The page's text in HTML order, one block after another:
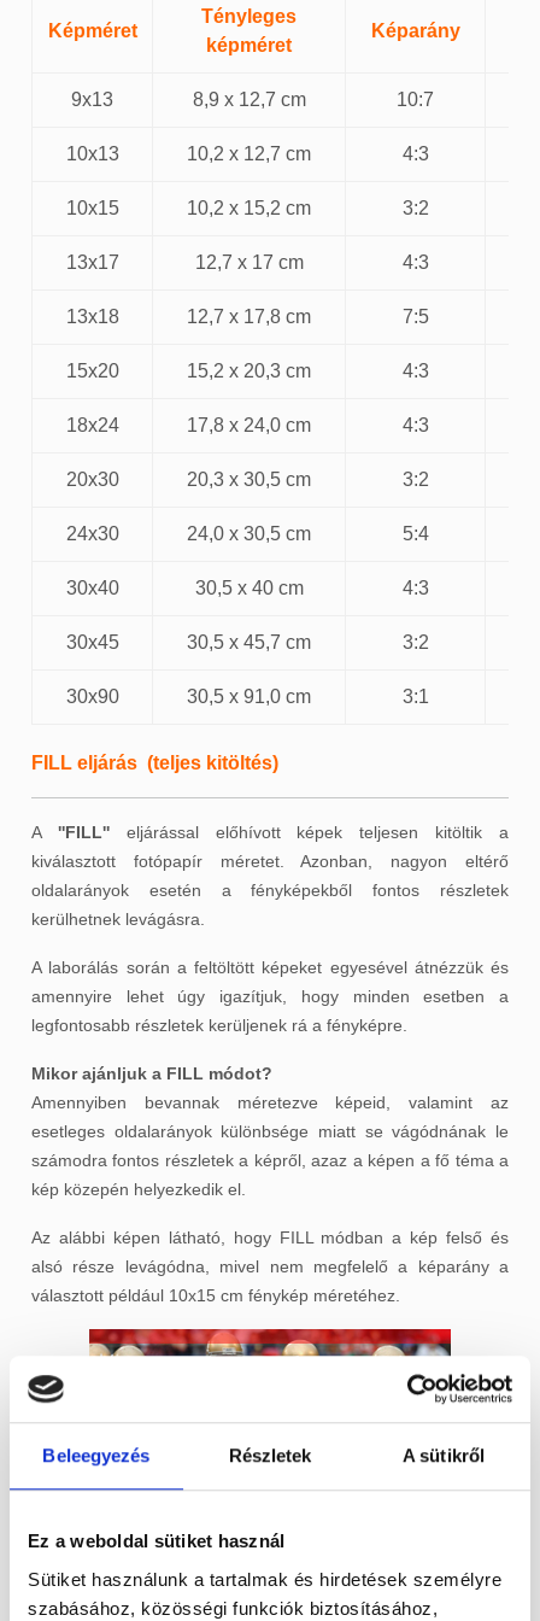
Beleegyezés Részletek A sütikről
Ez a weboldal sütiket használ
Sütiket használunk a tartalmak és hirdetések személyre
szabásához, közösségi funkciók biztosításához,
Képméret
Tényleges
képméret
Képarány
9x13 8,9 x 12,7 cm 10:7
10x13 10,2 x 12,7 cm 4:3
10x15 10,2 x 15,2 cm 3:2
13x17 12,7 x 17 cm 4:3
13x18 12,7 x 17,8 cm 7:5
15x20 15,2 x 20,3 cm 4:3
18x24 17,8 x 24,0 cm 4:3
20x30 20,3 x 30,5 cm 3:2
24x30 24,0 x 30,5 cm 5:4
30x40 30,5 x 40 cm 4:3
30x45 30,5 x 45,7 cm 3:2
30x90 30,5 x 91,0 cm 3:1
FILL eljárás (teljes kitöltés)
A ''FILL''eljárással előhívott képek teljesen kitöltik a
kiválasztott fotópapír méretet. Azonban, nagyon eltérő
oldalarányok esetén a fényképekből fontos részletek
kerülhetnek levágásra.
A laborálás során a feltöltött képeket egyesével átnézzük és
amennyire lehet úgy igazítjuk, hogy minden esetben a
legfontosabb részletek kerüljenek rá a fényképre.
Mikor ajánljuk a FILL módot?
Amennyiben bevannak méretezve képeid, valamint az
esetleges oldalarányok különbsége miatt se vágódnának le
számodra fontos részletek a képről, azaz a képen a fő téma a
kép közepén helyezkedik el.
Az alábbi képen látható, hogy FILL módban a kép felső és
alsó része levágódna, mivel nem megfelelő a képarány a
választott például 10x15 cm fénykép méretéhez.